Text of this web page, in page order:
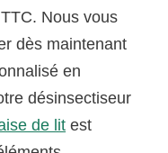
Nous vous
dès maintenant
en
désinsectiseur
de lit est